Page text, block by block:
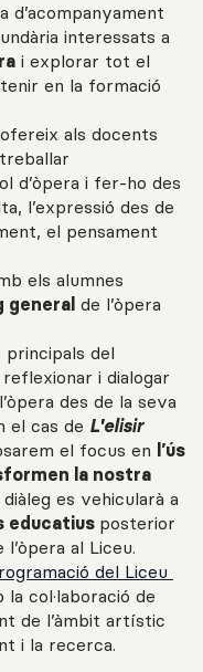
d’acompanyament
interessats a
i explorar tot el
en la formació
als docents
d’òpera i fer-ho des
l’expressió des de
el pensament
els alumnes
general de l’òpera
principals del
i dialogar
des de la seva
el cas de L'elisir
el focus en l’ús
la nostra
es vehicularà a
educatius posterior
l’òpera al Liceu.
del Liceu
col·laboració de
de l’àmbit artístic
i la recerca.